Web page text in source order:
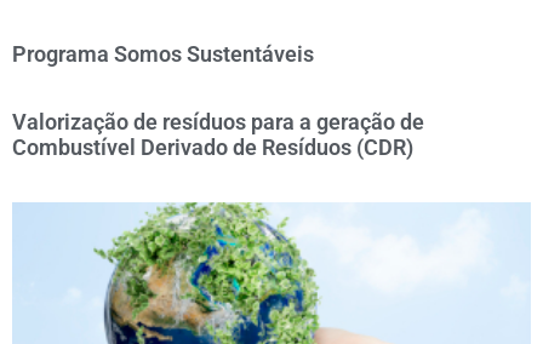
Programa Somos Sustentáveis
Valorização de resíduos para a geração de
Combustível Derivado de Resíduos (CDR)